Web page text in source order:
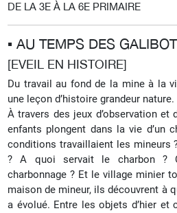
DE LA 3E À LA 6E PRIMAIRE
▪︎ AU TEMPS DES
[EVEIL EN HISTOIRE]
Du travail au fond de la mine à la
une leçon d’histoire grandeur nature.
À travers des jeux d’observation
enfants plongent dans la vie d’un
conditions travaillaient les mineurs
? A quoi servait le charbon ?
charbonnage ? Et le village minier
maison de mineur, ils découvrent à
a évolué. Entre les objets d’hier et